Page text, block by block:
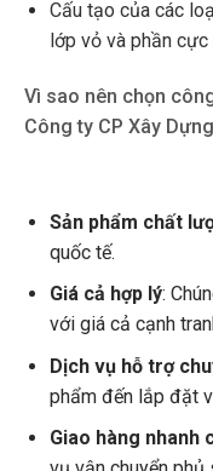
Cấu tạo của các
lớp vỏ và phần cực
Vì sao nên chọn
Công ty CP Xây
Sản phẩm chất
quốc tế.
Giá cả hợp lý:
với giá cả cạnh
Dịch vụ hỗ trợ
phẩm đến lắp đặt
Giao hàng nhanh